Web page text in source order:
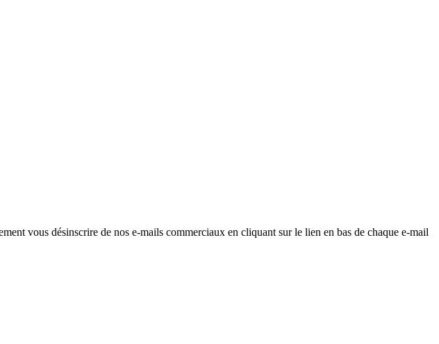
vous désinscrire de nos e-mails commerciaux en cliquant sur le lien en bas de chaque e-mail